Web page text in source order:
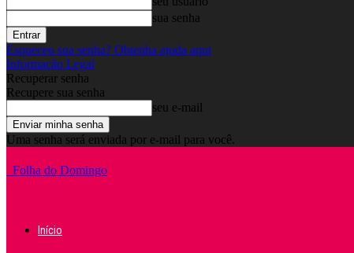
sua senha
Esqueceu sua senha? Obtenha ajuda aqui
Informação Legal
Recuperar senha
Recupere sua senha
seu e-mail
Uma senha será enviada por e-mail para você.
Folha do Domingo
Início